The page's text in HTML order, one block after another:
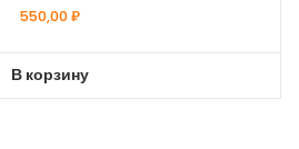
550,00₽
В корзину